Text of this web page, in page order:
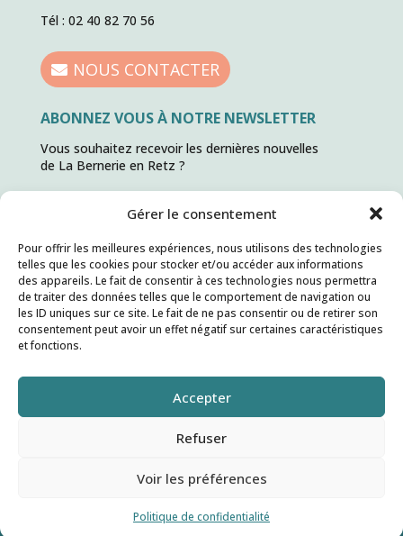
Gérer le consentement
Pour offrir les meilleures expériences, nous utilisons des technologies
telles que les cookies pour stocker et/ou accéder aux informations
des appareils. Le fait de consentir à ces technologies nous permettra
de traiter des données telles que le comportement de navigation ou
les ID uniques sur ce site. Le fait de ne pas consentir ou de retirer son
consentement peut avoir un effet négatif sur certaines caractéristiques
et fonctions.
Accepter
Refuser
Voir les préférences
Politique de confidentialité
Tél : 02 40 82 70 56
NOUS CONTACTER
ABONNEZ VOUS À NOTRE NEWSLETTER
Vous souhaitez recevoir les dernières nouvelles
de La Bernerie en Retz ?
ABONNEZ VOUS !
Site réalisé parKitacom| Copyright © 2026 – La